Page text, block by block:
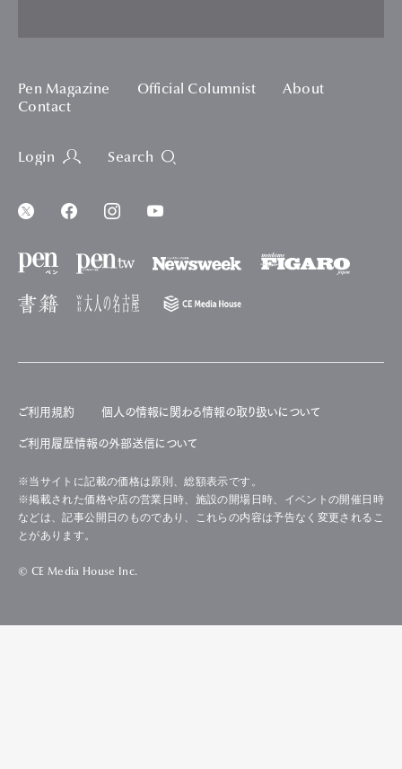
Pen Magazine Official Columnist
About
Contact
Login Search
ご利用規約 個人の情報に関わる情報の取り扱いについて
ご利用履歴情報の外部送信について
※当サイトに記載の価格は原則、総額表示です。
※掲載された価格や店の営業日時、施設の開場日時、イベントの開催日時
などは、記事公開日のものであり、これらの内容は予告なく変更されるこ
とがあります。
© CE Media House Inc.